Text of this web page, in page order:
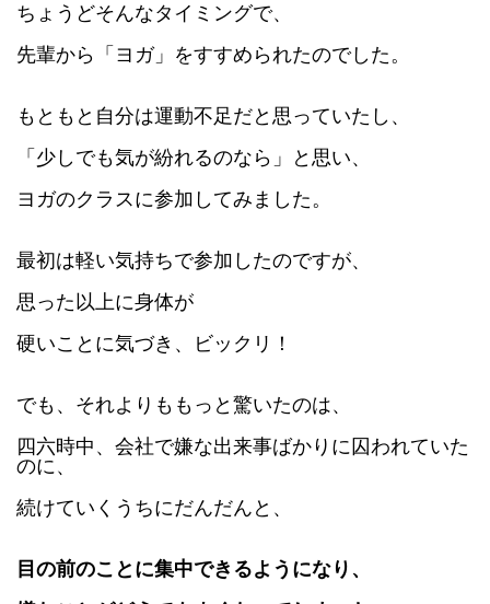
ちょうどそんなタイミングで、
先輩から「ヨガ」をすすめられたのでした。
もともと自分は運動不足だと思っていたし、
「少しでも気が紛れるのなら」と思い、
ヨガのクラスに参加してみました。
最初は軽い気持ちで参加したのですが、
思った以上に身体が
硬いことに気づき、ビックリ！
でも、それよりももっと驚いたのは、
四六時中、会社で嫌な出来事ばかりに囚われていた
のに、
続けていくうちにだんだんと、
目の前のことに集中できるようになり、